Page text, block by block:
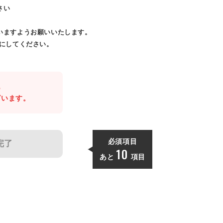
い
すようお願いいたします。
してください。
ます。
了 必須項目
あと 10 項目